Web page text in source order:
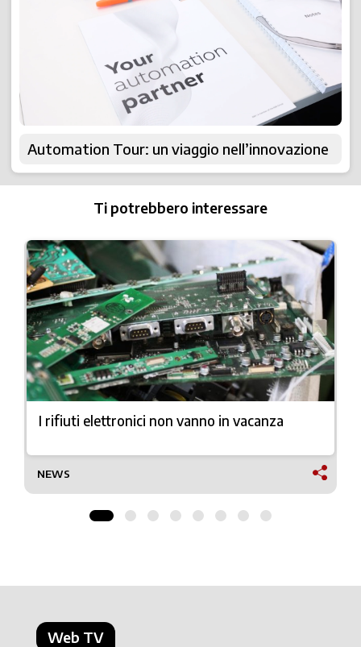
Automation Tour: un viaggio nell’innovazione
Ti potrebbero interessare
I rifiuti elettronici non vanno in vacanza
NEWS
Web TV